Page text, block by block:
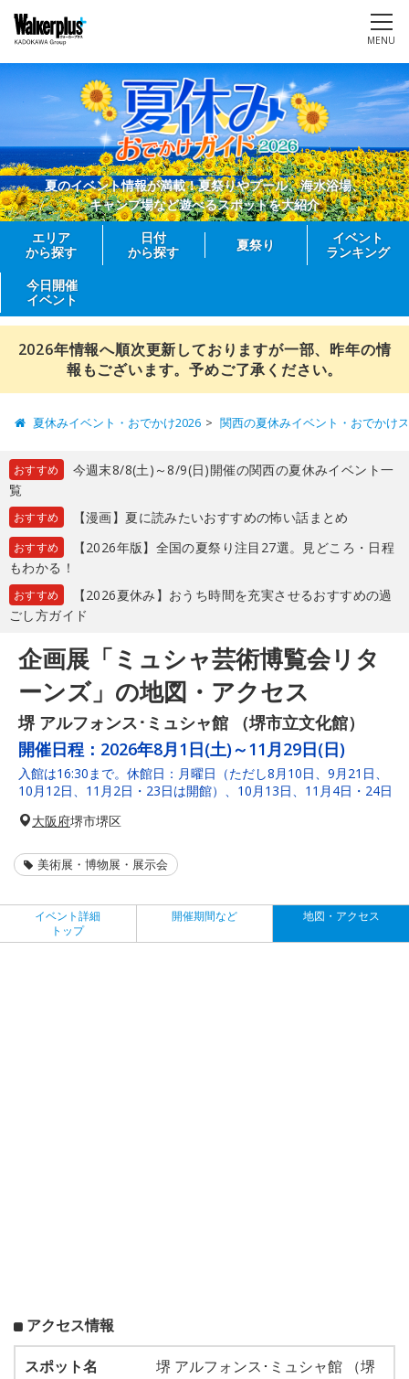
MENU
夏のイベント情報が満載！夏祭りやプール、海水浴場、
キャンプ場など遊べるスポットを大紹介
エリア
から探す
日付
から探す
夏祭り
イベント
ランキング
今日開催
イベント
2026年情報へ順次更新しておりますが一部、昨年の情
報もございます。予めご了承ください。
夏休みイベント・おでかけ2026 関西の夏休みイベント・おでかけ
おすすめ
今週末8/8(土)～8/9(日)開催の関西の夏休みイベント一
覧
おすすめ 【漫画】夏に読みたいおすすめの怖い話まとめ
おすすめ
【2026年版】全国の夏祭り注目27選。見どころ・日程
もわかる！
おすすめ
【2026夏休み】おうち時間を充実させるおすすめの過
ごし方ガイド
企画展「ミュシャ芸術博覧会リタ
ーンズ」の地図・アクセス
堺 アルフォンス･ミュシャ館 （堺市立文化館）
開催日程： 2026年8月1日(土)～11月29日(日)
入館は16:30まで。休館日：月曜日（ただし8月10日、9月21日、
10月12日、11月2日・23日は開館）、10月13日、11月4日・24日
大阪府堺市堺区
美術展・博物展・展示会
イベント詳細
トップ
開催期間など 地図・アクセス
アクセス情報
スポット名
堺 アルフォンス･ミュシャ館 （堺